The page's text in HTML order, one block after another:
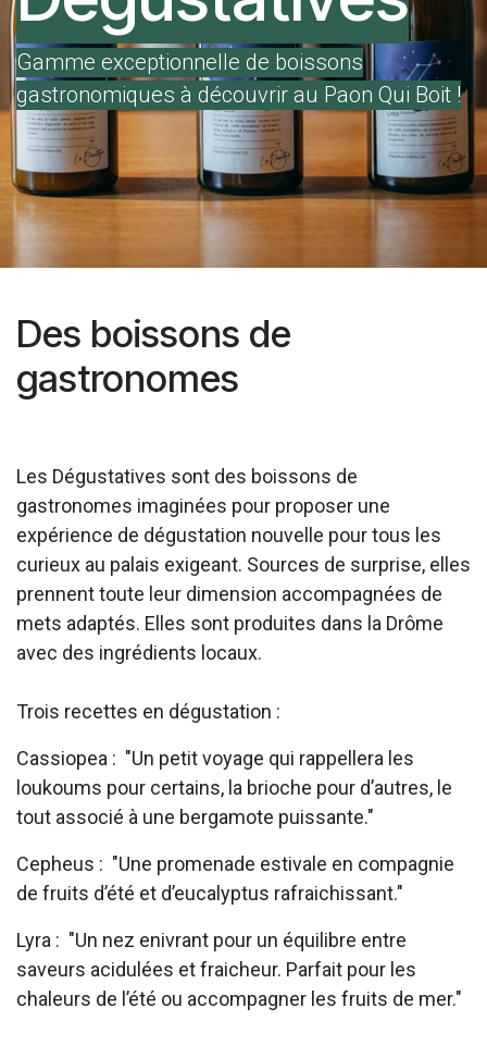
Gamme exceptionnelle de boissons
gastronomiques à découvrir au Paon Qui Boit !
Des boissons de
gastronomes
Les Dégustatives sont des boissons de
gastronomes imaginées pour proposer une
expérience de dégustation nouvelle pour tous les
curieux au palais exigeant. Sources de surprise, elles
prennent toute leur dimension accompagnées de
mets adaptés. Elles sont produites dans la Drôme
avec des ingrédients locaux.
Trois recettes en dégustation :
Cassiopea : "Un petit voyage qui rappellera les
loukoums pour certains, la brioche pour d’autres, le
tout associé à une bergamote puissante."
Cepheus : "Une promenade estivale en compagnie
de fruits d’été et d’eucalyptus rafraichissant."
Lyra : "Un nez enivrant pour un équilibre entre
saveurs acidulées et fraicheur. Parfait pour les
chaleurs de l’été ou accompagner les fruits de mer."